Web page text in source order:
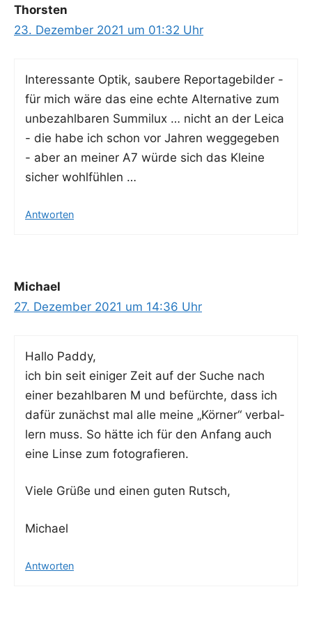
Thorsten
23. Dezember 2021 um 01:32 Uhr
Inter­es­san­te Optik, sau­be­re Repor­ta­ge­bil­der -
für mich wäre das eine ech­te Alter­na­ti­ve zum
unbe­zahl­ba­ren Sum­mi­lux … nicht an der Lei­ca
- die habe ich schon vor Jah­ren weg­ge­ge­ben
- aber an mei­ner A7 wür­de sich das Klei­ne
sicher wohlfühlen …
Antworten
Michael
27. Dezember 2021 um 14:36 Uhr
Hal­lo Paddy,
ich bin seit eini­ger Zeit auf der Suche nach
einer bezahl­ba­ren M und befürch­te, dass ich
dafür zunächst mal alle mei­ne „Kör­ner“ ver­bal­
lern muss. So hät­te ich für den Anfang auch
eine Lin­se zum fotografieren.
Vie­le Grü­ße und einen guten Rutsch,
Micha­el
Antworten